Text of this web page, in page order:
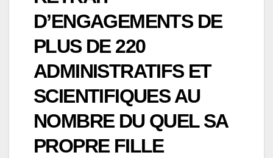
D’ENGAGEMENTS DE
PLUS DE 220
ADMINISTRATIFS ET
SCIENTIFIQUES AU
NOMBRE DU QUEL SA
PROPRE FILLE